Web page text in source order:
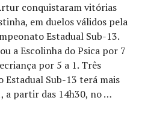
conquistaram vitórias
em duelos válidos pela
Estadual Sub-13.
a Escolinha do Psica por 7
por 5 a 1. Três
Estadual Sub-13 terá mais
a partir das 14h30, no …